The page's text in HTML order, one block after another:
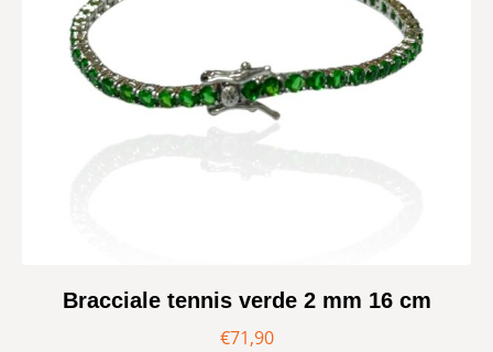
Bracciale tennis verde 2 mm 16 cm
€71,90